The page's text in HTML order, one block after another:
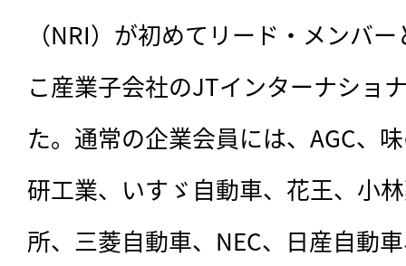
（NRI）が初めてリード・メンバ
こ産業子会社のJTインターナショ
た。通常の企業会員には、AGC、
研工業、いすゞ自動車、花王、小
所、三菱自動車、NEC、日産自動